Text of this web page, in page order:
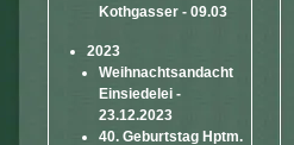
Kothgasser - 09.03
2023
Weihnachtsandacht
Einsiedelei -
23.12.2023
40. Geburtstag Hptm.